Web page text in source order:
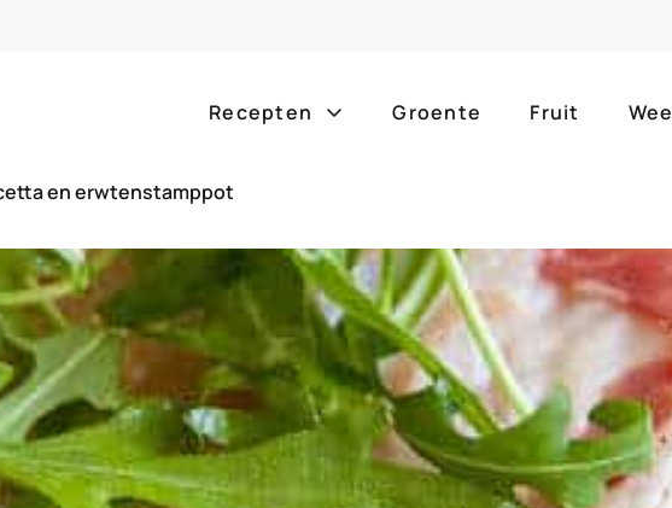
Recepten
ontbijt bijgerechten
lunch hoofdgerechten
borrelhapjes desserts
voorgerechten drankjes
alle
alle
zomer
Groente Fruit
en erwtenstamppot